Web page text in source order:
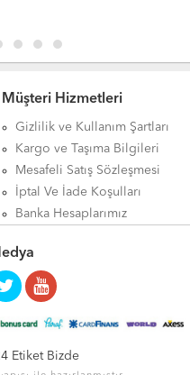
Müşteri Hizmetleri
Gizlilik ve Kullanım Şartları
Kargo ve Taşıma Bilgileri
Mesafeli Satış Sözleşmesi
İptal Ve İade Koşulları
Banka Hesaplarımız
Etiket Bizde